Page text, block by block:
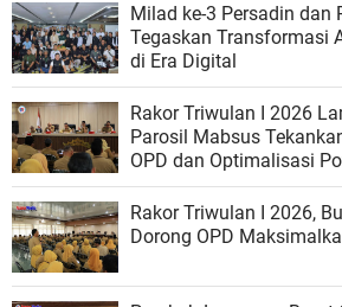
Milad ke-3 Persadin dan
Tegaskan Transformasi
di Era Digital
Rakor Triwulan I 2026
Parosil Mabsus
OPD dan Optimalisasi
Rakor Triwulan I 2026,
Dorong OPD